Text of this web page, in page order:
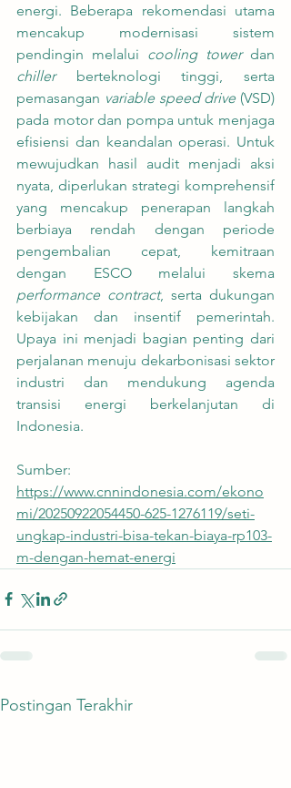
energi. Beberapa rekomendasi utama
mencakup modernisasi sistem
pendingin melalui cooling tower
chiller berteknologi tinggi, serta
pemasangan variable speed drive (VSD)
pada motor dan pompa untuk menjaga
efisiensi dan keandalan operasi. Untuk
mewujudkan hasil audit menjadi aksi
nyata, diperlukan strategi komprehensif
yang mencakup penerapan langkah
berbiaya rendah dengan periode
pengembalian cepat, kemitraan
performance contract, serta dukungan
kebijakan dan insentif pemerintah.
Upaya ini menjadi bagian penting dari
perjalanan menuju dekarbonisasi sektor
industri dan mendukung agenda
transisi energi berkelanjutan di
Indonesia.
Sumber:
https://www.cnnindonesia.com/ekono
mi/20250922054450-625-1276119/seti-
ungkap-industri-bisa-tekan-biaya-rp103-
m-dengan-hemat-energi
Postingan Terakhir